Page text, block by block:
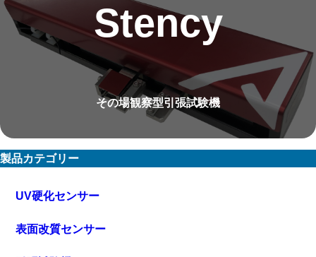
Stency
その場観察型引張試験機
製品カテゴリー
UV硬化センサー
表面改質センサー